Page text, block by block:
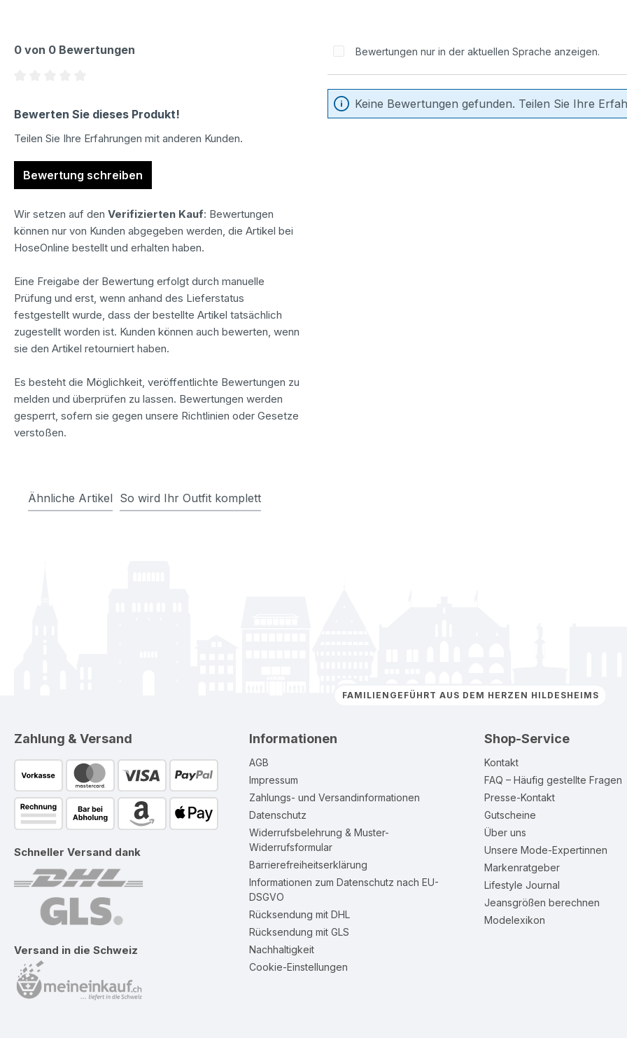
0 von 0 Bewertungen
Bewerten Sie dieses Produkt!
Teilen Sie Ihre Erfahrungen mit anderen Kunden.
Bewertung schreiben
Wir setzen auf den Verifizierten Kauf: Bewertungen
können nur von Kunden abgegeben werden, die Artikel bei
HoseOnline bestellt und erhalten haben.
Eine Freigabe der Bewertung erfolgt durch manuelle
Prüfung und erst, wenn anhand des Lieferstatus
festgestellt wurde, dass der bestellte Artikel tatsächlich
zugestellt worden ist. Kunden können auch bewerten, wenn
sie den Artikel retourniert haben.
Es besteht die Möglichkeit, veröffentlichte Bewertungen zu
melden und überprüfen zu lassen. Bewertungen werden
gesperrt, sofern sie gegen unsere Richtlinien oder Gesetze
verstoßen.
Bewertungen nur in der aktuellen Sprache anzeigen.
Keine Bewertungen gefunden. Teilen Sie Ihre
Ähnliche Artikel So wird Ihr Outfit komplett
FAMILIENGEFÜHRT AUS DEM HERZEN HILDESHEIMS
Zahlung & Versand
Schneller Versand dank
Versand in die Schweiz
Informationen
AGB
Impressum
Zahlungs- und Versandinformationen
Datenschutz
Widerrufsbelehrung & Muster-
Widerrufsformular
Barrierefreiheitserklärung
Informationen zum Datenschutz nach EU-
DSGVO
Rücksendung mit DHL
Rücksendung mit GLS
Nachhaltigkeit
Cookie-Einstellungen
Shop-Service
Kontakt
FAQ – Häufig gestellte Fragen
Presse-Kontakt
Gutscheine
Über uns
Unsere Mode-Expertinnen
Markenratgeber
Lifestyle Journal
Jeansgrößen berechnen
Modelexikon